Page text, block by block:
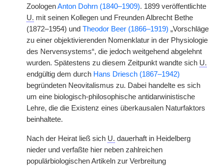
ZoologenAnton Dohrn (1840–1909). 1899 veröffentlichte
U. mit seinen Kollegen und Freunden Albrecht Bethe
(1872–1954) und Theodor Beer (1866–1919) „Vorschläge
zu einer objektivierenden Nomenklatur in der Physiologie
des Nervensystems“, die jedoch weitgehend abgelehnt
wurden. Spätestens zu diesem Zeitpunkt wandte sich U.
endgültig dem durch Hans Driesch (1867–1942)
begründeten Neovitalismus zu. Dabei handelte es sich
um eine biologisch-philosophische antidarwinistische
Lehre, die die Existenz eines überkausalen Naturfaktors
beinhaltete.
Nach der Heirat ließ sich U. dauerhaft in Heidelberg
nieder und verfaßte hier neben zahlreichen
populärbiologischen Artikeln zur Verbreitung